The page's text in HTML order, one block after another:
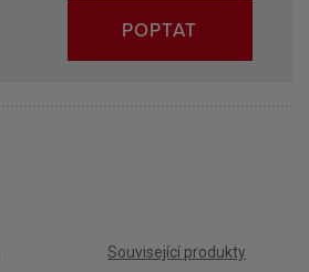
Související produkty
POPTAT